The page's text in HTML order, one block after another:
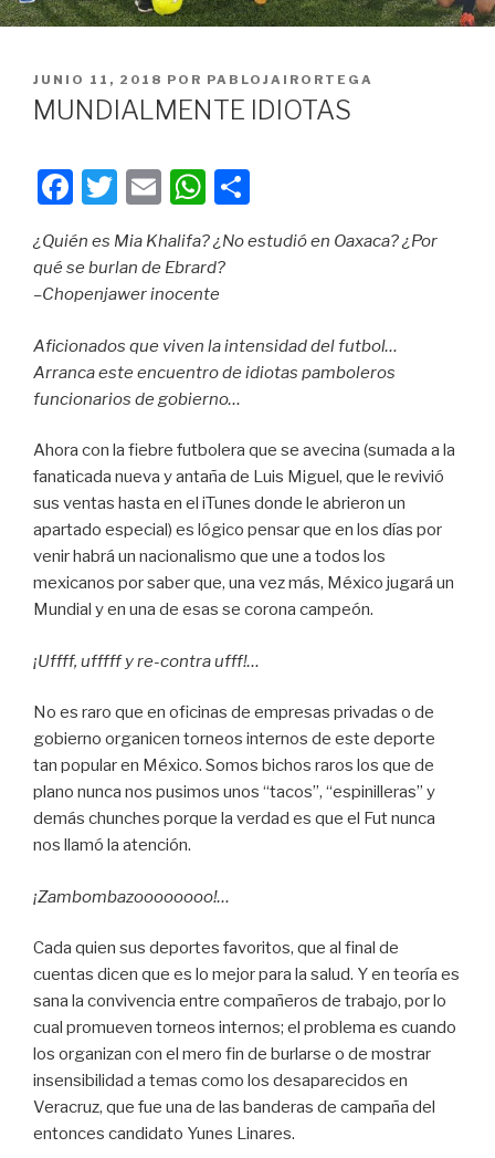
PUBLICADO
EN
JUNIO 11, 2018 POR PABLOJAIRORTEGA
MUNDIALMENTE IDIOTAS
F
c
e
o
o
T
tt
er
E
ail
W
at
s
A
p
p
m
ar
tir
¿Quién es Mia Khalifa? ¿No estudió en Oaxaca? ¿Por
qué se burlan de Ebrard?
–Chopenjawer inocente
Aficionados que viven la intensidad del futbol…
Arranca este encuentro de idiotas pamboleros
funcionarios de gobierno…
Ahora con la fiebre futbolera que se avecina (sumada a la
fanaticada nueva y antaña de Luis Miguel, que le revivió
sus ventas hasta en el iTunes donde le abrieron un
apartado especial) es lógico pensar que en los días por
venir habrá un nacionalismo que une a todos los
mexicanos por saber que, una vez más, México jugará un
Mundial y en una de esas se corona campeón.
¡Uffff, ufffff y re-contra ufff!…
No es raro que en oficinas de empresas privadas o de
gobierno organicen torneos internos de este deporte
tan popular en México. Somos bichos raros los que de
plano nunca nos pusimos unos “tacos”, “espinilleras” y
demás chunches porque la verdad es que el Fut nunca
nos llamó la atención.
¡Zambombazoooooooo!…
Cada quien sus deportes favoritos, que al final de
cuentas dicen que es lo mejor para la salud. Y en teoría es
sana la convivencia entre compañeros de trabajo, por lo
cual promueven torneos internos; el problema es cuando
los organizan con el mero fin de burlarse o de mostrar
insensibilidad a temas como los desaparecidos en
Veracruz, que fue una de las banderas de campaña del
entonces candidato Yunes Linares.